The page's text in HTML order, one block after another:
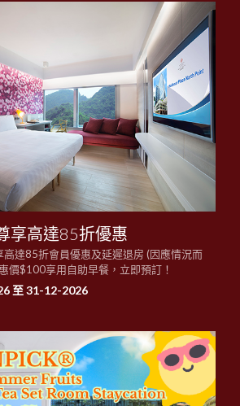
享高達85折優惠
高達85折會員優惠及延遲退房 (因應情況而
價$100享用自助早餐，立即預訂！
至 31-12-2026